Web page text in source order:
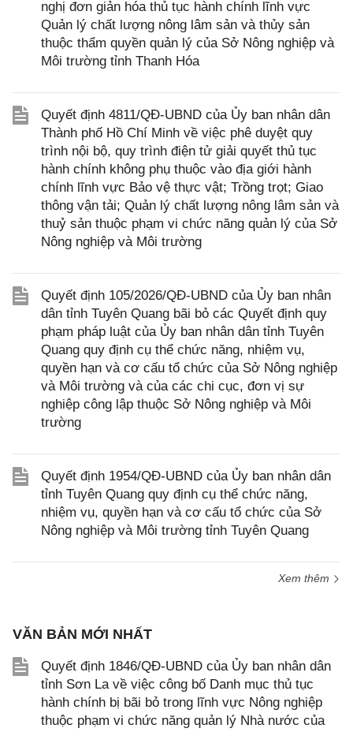
nghị đơn giản hóa thủ tục hành chính lĩnh vực
Quản lý chất lượng nông lâm sản và thủy sản
thuộc thẩm quyền quản lý của Sở Nông nghiệp và
Môi trường tỉnh Thanh Hóa
Quyết định 4811/QĐ-UBND của Ủy ban nhân dân
Thành phố Hồ Chí Minh về việc phê duyệt quy
trình nội bộ, quy trình điện tử giải quyết thủ tục
hành chính không phụ thuộc vào địa giới hành
chính lĩnh vực Bảo vệ thực vật; Trồng trọt; Giao
thông vận tải; Quản lý chất lượng nông lâm sản và
thuỷ sản thuộc phạm vi chức năng quản lý của Sở
Nông nghiệp và Môi trường
Quyết định 105/2026/QĐ-UBND của Ủy ban nhân
dân tỉnh Tuyên Quang bãi bỏ các Quyết định quy
phạm pháp luật của Ủy ban nhân dân tỉnh Tuyên
Quang quy định cụ thể chức năng, nhiệm vụ,
quyền hạn và cơ cấu tổ chức của Sở Nông nghiệp
và Môi trường và của các chi cục, đơn vị sự
nghiệp công lập thuộc Sở Nông nghiệp và Môi
trường
Quyết định 1954/QĐ-UBND của Ủy ban nhân dân
tỉnh Tuyên Quang quy định cụ thể chức năng,
nhiệm vụ, quyền hạn và cơ cấu tổ chức của Sở
Nông nghiệp và Môi trường tỉnh Tuyên Quang
Xem thêm
VĂN BẢN MỚI NHẤT
Quyết định 1846/QĐ-UBND của Ủy ban nhân dân
tỉnh Sơn La về việc công bố Danh mục thủ tục
hành chính bị bãi bỏ trong lĩnh vực Nông nghiệp
thuộc phạm vi chức năng quản lý Nhà nước của